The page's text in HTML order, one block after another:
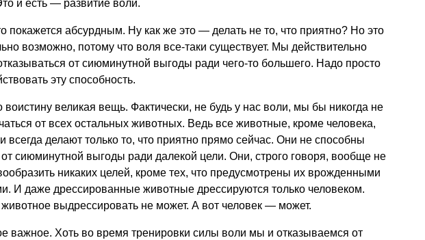
и есть — развитие воли.
покажется абсурдным. Ну как же это — делать не то, что приятно? Но это
возможно, потому что воля все-таки существует. Мы действительно
от сиюминутной выгоды ради чего-то большего. Надо просто
эту способность.
великая вещь. Фактически, не будь у нас воли, мы бы никогда не
от всех остальных животных. Ведь все животные, кроме человека,
всегда делают только то, что приятно прямо сейчас. Они не способны
от сиюминутной выгоды ради далекой цели. Они, строго говоря, вообще не
никаких целей, кроме тех, что предусмотрены их врожденными
И даже дрессированные животные дрессируются только человеком.
выдрессировать не может. А вот человек — может.
важное. Хоть во время тренировки силы воли мы и отказываемся от